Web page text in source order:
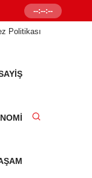
Senetleal.com
--:--:--
Politikası